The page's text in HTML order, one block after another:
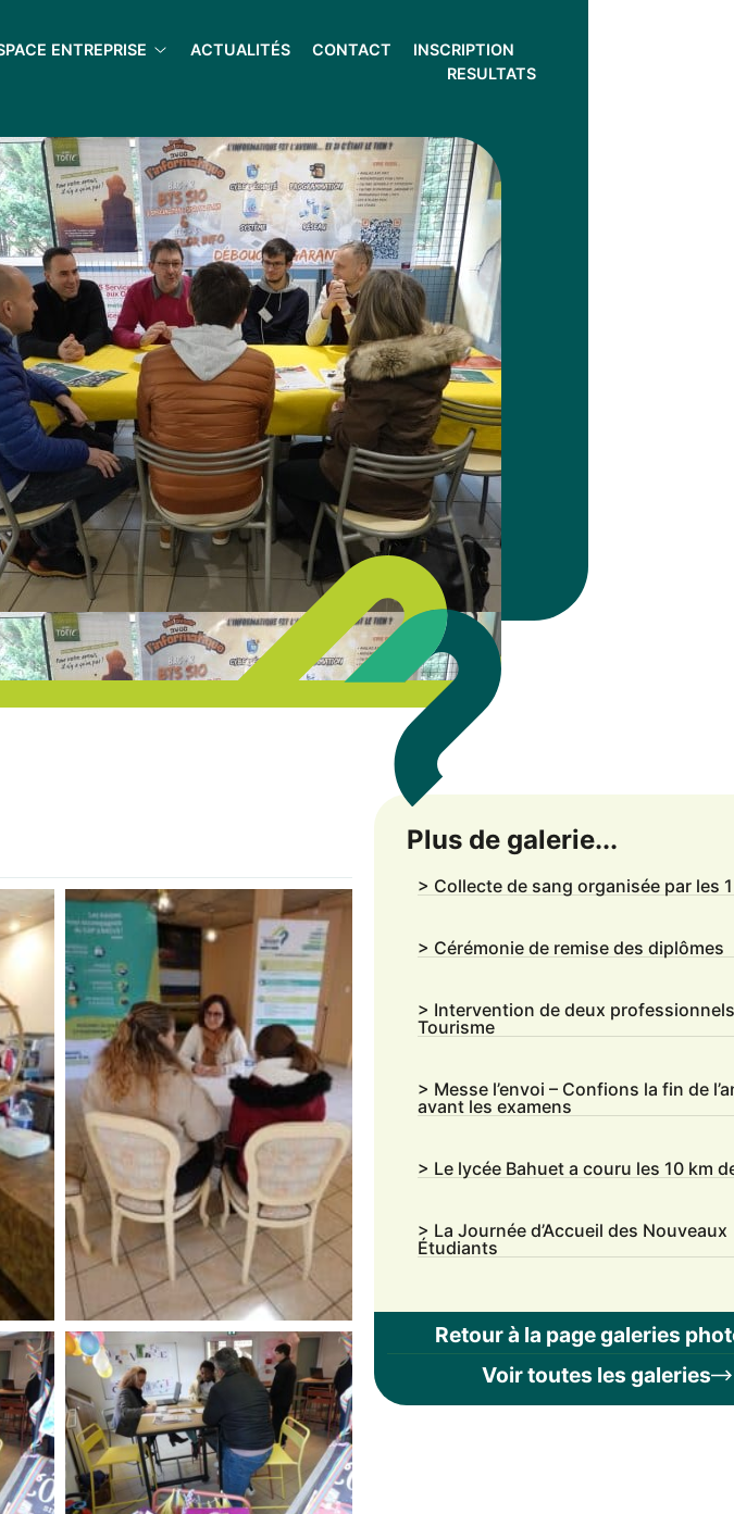
ENTREPRISE ACTUALITÉS CONTACT
INSCRIPTION
RESULTATS
Plus de galerie...
> Collecte de sang organisée par les 1
> Cérémonie de remise des diplômes
> Intervention de deux
Tourisme
> Messe l’envoi – Confions la fin de
avant les examens
> Le lycée Bahuet a couru les 10 km
> La Journée d’Accueil des Nouveaux
Étudiants
Retour à la page galeries
Voir toutes les galeries